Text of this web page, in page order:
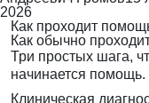
2026
Как проходит
Как обычно
Три простых шага,
начинается помощь.
Клиническая